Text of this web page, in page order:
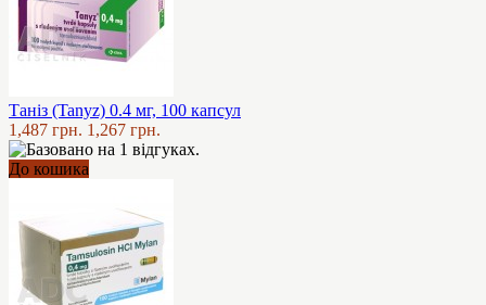
Таніз (Tanyz) 0.4 мг, 100 капсул
1,487 грн. 1,267 грн.
До кошика